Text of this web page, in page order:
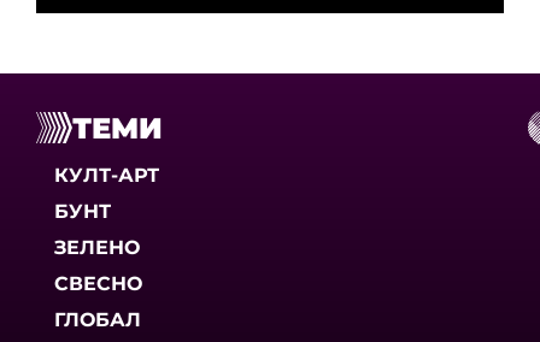
ТЕМИ
КУЛТ-АРТ
БУНТ
ЗЕЛЕНО
СВЕСНО
ГЛОБАЛ